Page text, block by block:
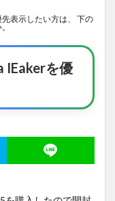
表示したい方は、 下の
IEakerを優